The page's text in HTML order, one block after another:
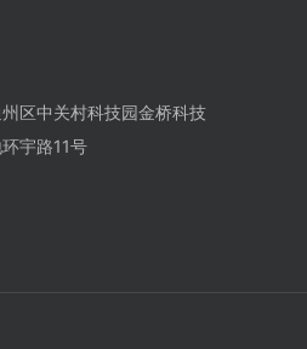
区中关村科技园金桥科技
宇路11号